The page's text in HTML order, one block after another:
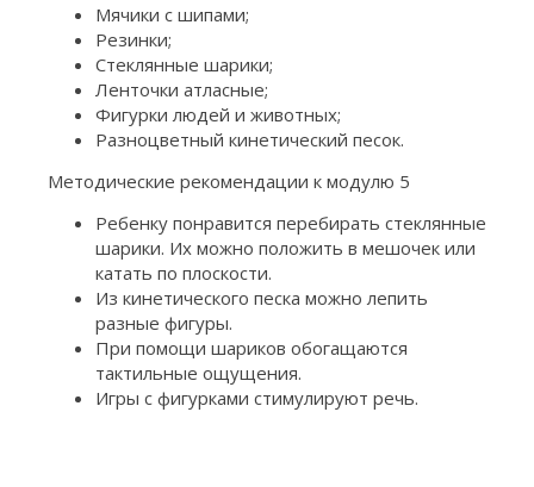
Мячики с шипами;
Резинки;
Стеклянные шарики;
Ленточки атласные;
Фигурки людей и животных;
Разноцветный кинетический песок.
Методические рекомендации к модулю 5
Ребенку понравится перебирать стеклянные
шарики. Их можно положить в мешочек или
катать по плоскости.
Из кинетического песка можно лепить
разные фигуры.
При помощи шариков обогащаются
тактильные ощущения.
Игры с фигурками стимулируют речь.